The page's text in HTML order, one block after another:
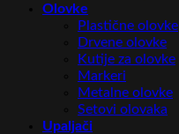
Olovke
Plastične olovke
Drvene olovke
Kutije za olovke
Markeri
Metalne olovke
Setovi olovaka
Upaljači